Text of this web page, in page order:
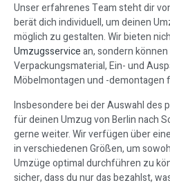
Unser erfahrenes Team steht dir
berät dich individuell, um deinen
möglich zu gestalten. Wir bieten
Umzugsservicean, sondern
Verpackungsmaterial, Ein- und
Möbelmontagen und -demontagen
Insbesondere bei der Auswahl des
für deinen Umzug von Berlin nach
gerne weiter. Wir verfügen über
in verschiedenen Größen, um
Umzüge optimal durchführen zu
sicher, dass du nur das bezahlst,